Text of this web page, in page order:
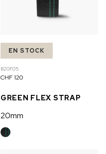
EN STOCK
B20F.05.
CHF 120
GREEN FLEX STRAP
20mm